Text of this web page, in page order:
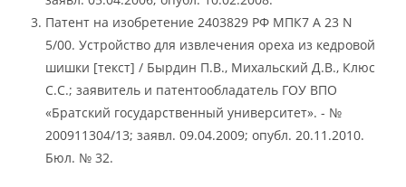
Патент на изобретение 2403829 РФ МПК7 А 23 N
5/00. Устройство для извлечения ореха из кедровой
шишки [текст] / Бырдин П.В., Михальский Д.В., Клюс
С.С.; заявитель и патентообладатель ГОУ ВПО
«Братский государственный университет». - №
200911304/13; заявл. 09.04.2009; опубл. 20.11.2010.
Бюл. № 32.